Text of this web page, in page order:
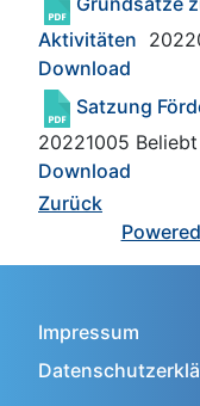
Aktivitäten
Download
Satzung
20221005 Beliebt
Download
Zurück
Impressum